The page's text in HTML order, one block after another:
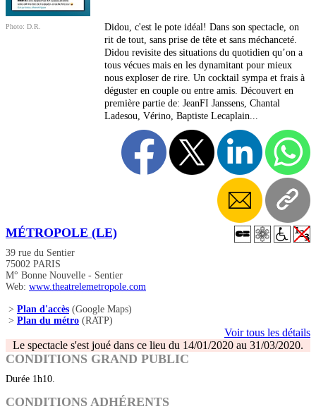
Photo: D.R.
Didou, c'est le pote idéal! Dans son spectacle, on
rit de tout, sans prise de tête et sans méchanceté.
Didou revisite des situations du quotidien qu’on a
tous vécues mais en les dynamitant pour mieux
nous exploser de rire. Un cocktail sympa et frais à
déguster en couple ou entre amis. Découvert en
première partie de: JeanFI Janssens, Chantal
Ladesou, Vérino, Baptiste Lecaplain...
MÉTROPOLE (LE)
39 rue du Sentier
75002 PARIS
M° Bonne Nouvelle - Sentier
Web: www.theatrelemetropole.com
> Plan d'accès (Google Maps)
> Plan du métro (RATP)
Voir tous les détails
Le spectacle s'est joué dans ce lieu du 14/01/2020 au 31/03/2020.
CONDITIONS GRAND PUBLIC
Durée 1h10.
CONDITIONS ADHÉRENTS